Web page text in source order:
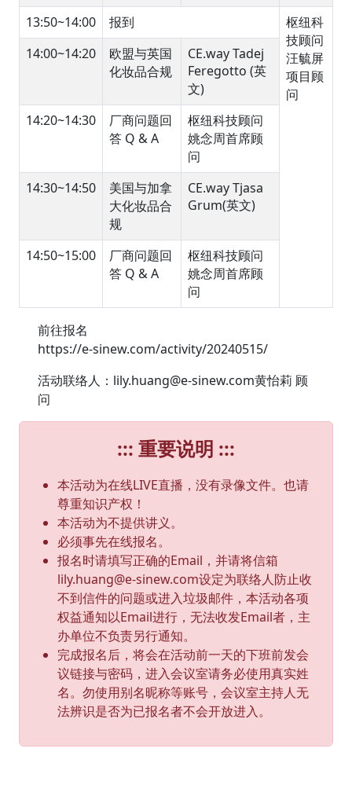
13:50~14:00
报到
枢纽科
技顾问
汪毓屏
项目顾
问
14:00~14:20
欧盟与英国
化妆品合规
CE.way Tadej
Feregotto (英
文)
14:20~14:30
厂商问题回
答 Q & A
枢纽科技顾问
姚念周首席顾
问
14:30~14:50
美国与加拿
大化妆品合
规
CE.way Tjasa
Grum(英文)
14:50~15:00
厂商问题回
答 Q & A
枢纽科技顾问
姚念周首席顾
问
前往报名
https://e-sinew.com/activity/20240515/
活动联络人：lily.huang@e-sinew.com黄怡莉 顾
问
::: 重要说明 :::
本活动为在线LIVE直播，没有录像文件。也请
尊重知识产权！
本活动为不提供讲义。
必须事先在线报名。
报名时请填写正确的Email，并请将信箱
lily.huang@e-sinew.com设定为联络人防止收
不到信件的问题或进入垃圾邮件，本活动各项
权益通知以Email进行，无法收发Email者，主
办单位不负责另行通知。
完成报名后，将会在活动前一天的下班前发会
议链接与密码，进入会议室请务必使用真实姓
名。勿使用别名昵称等账号，会议室主持人无
法辨识是否为已报名者不会开放进入。